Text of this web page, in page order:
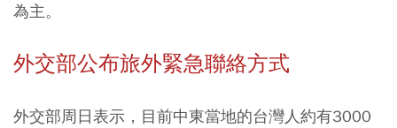
為主。
外交部公布旅外緊急聯絡方式
外交部周日表示，目前中東當地的台灣人約有3000